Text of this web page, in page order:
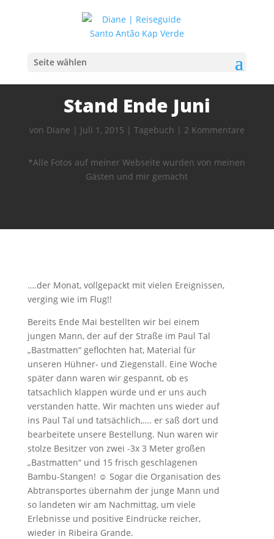
Seite wählen
Stand Ende Juni
von Diane | Juli 1, 2015 | Tagebuch | 2 Kommentare
*Alle Fotos auf meiner Webseite wurden von meinen
Gästen und mir gemacht
….der Monat, vollgepackt mit vielen Ereignissen,
verging wie im Flug!!
Bereits Ende Mai bestellten wir bei einem
jungen Mann, der auf der Straße im Paul Tal
„Bastmatten“ geflochten hat, Material für
unseren Hühner- und Ziegenstall. Eine Woche
später dann waren wir gespannt, ob es
tatsachlich klappen würde und er uns auch
verstanden hatte. Wir machten uns wieder auf
ins Paul Tal und tatsächlich,…. er saß dort und
bearbeitete unsere Bestellung. Nun waren wir
stolze Besitzer von zwei -3x 3 Meter großen
„Bastmatten“ und 15 frisch geschlagenen
Bambu-Stangen! ☺ Sogar die Organisation des
Abtransportes übernahm der junge Mann und
so landeten wir am Nachmittag, um viele
Erlebnisse und positive Eindrücke reicher,
wieder in Ribeira Grande.